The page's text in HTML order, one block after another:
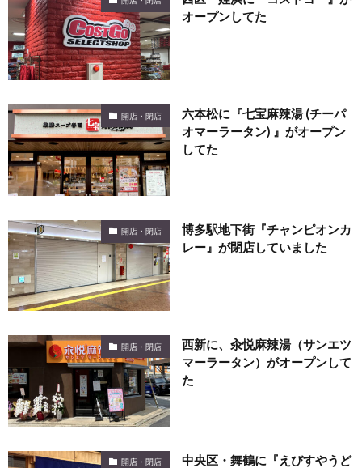
オープンしてた
開店・閉店
六本松に『七宝麻辣湯 (チーパ
オマーラータン) 』がオープン
してた
開店・閉店
博多駅地下街『チャンピオンカ
レー』が閉店していました
開店・閉店
西新に、汆悦麻辣湯（サンエツ
マーラータン）がオープンして
た
開店・閉店
中央区・舞鶴に『えびすやうど